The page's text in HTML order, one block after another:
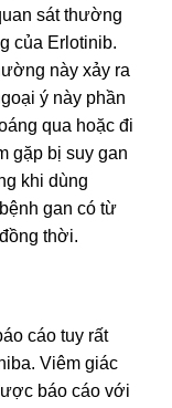
sát thường
của Erlotinib.
này xảy ra
ý này phần
qua hoặc đi
gặp bị suy gan
khi dùng
gan có từ
thời.
cáo tuy rất
Viêm giác
báo cáo với